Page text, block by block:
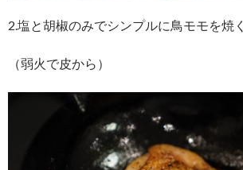
2.塩と胡椒のみでシンプルに鳥モモを焼く
（弱火で皮から）